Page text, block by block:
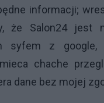
informacji;
że Salon24 jest
syfem z google,
chache
dane bez mojej